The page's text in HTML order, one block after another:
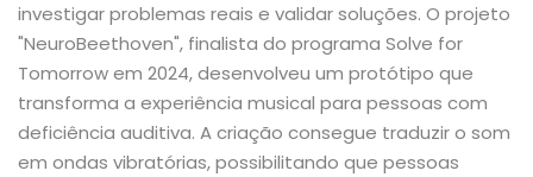
investigar problemas reais e validar soluções. O projeto
"NeuroBeethoven", finalista do programa Solve for
Tomorrow em 2024, desenvolveu um protótipo que
transforma a experiência musical para pessoas com
deficiência auditiva. A criação consegue traduzir o som
em ondas vibratórias, possibilitando que pessoas